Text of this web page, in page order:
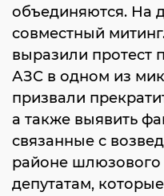
объединяются. На
совместный
выразили протест
АЗС в одном из
призвали
а также выявить
связанные с
районе шлюзового
депутатам,